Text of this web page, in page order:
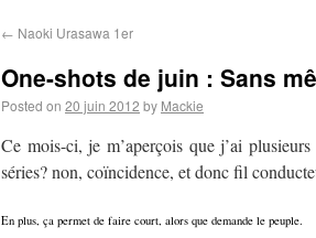
← Naoki Urasawa 1er
One-shots de juin : Sans
Posted on 20 juin 2012 by Mackie
Ce mois-ci, je m’aperçois que j’ai
séries? non, coïncidence, et donc fil
En plus, ça permet de faire court, alors que demande le peuple.